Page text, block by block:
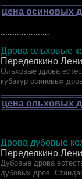
цена осиновых
Дрова ольховые
Переделкино
Ольховые дрова
кубатур осиновых
цена ольховых
Дрова дубовые
Переделкино
Дубовые дрова
дубовых дров.